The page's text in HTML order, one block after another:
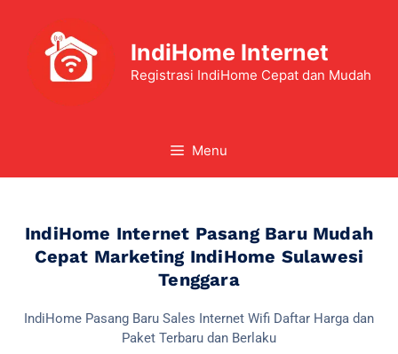
IndiHome Internet
Registrasi IndiHome Cepat dan Mudah
Menu
IndiHome Internet Pasang Baru Mudah
Cepat Marketing IndiHome Sulawesi
Tenggara
IndiHome Pasang Baru Sales Internet Wifi Daftar Harga dan
Paket Terbaru dan Berlaku